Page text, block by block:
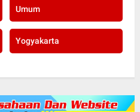
Umum
Yogyakarta